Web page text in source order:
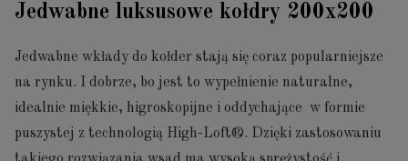
Jedwabne luksusowe kołdry 200x200
Jedwabne wkłady do kołder stają się coraz popularniejsze
na rynku. I dobrze, bo jest to wypełnienie naturalne,
idealnie miękkie, higroskopijne i oddychające w formie
puszystej z technologią High-Loft®. Dzięki zastosowaniu